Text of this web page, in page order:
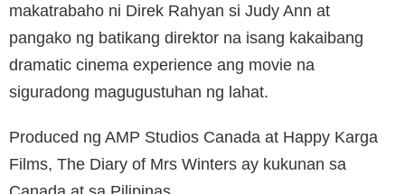
makatrabaho ni Direk Rahyan si Judy Ann at
pangako ng batikang direktor na isang kakaibang
dramatic cinema experience ang movie na
siguradong magugustuhan ng lahat.
Produced ng AMP Studios Canada at Happy Karga
Films, The Diary of Mrs Winters ay kukunan sa